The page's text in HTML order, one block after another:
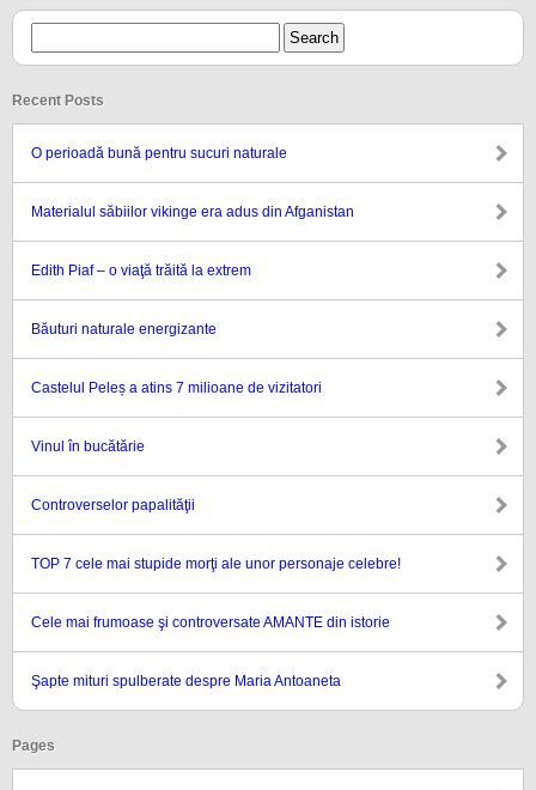
Recent Posts
O perioadă bună pentru sucuri naturale
Materialul săbiilor vikinge era adus din Afganistan
Edith Piaf – o viaţă trăită la extrem
Băuturi naturale energizante
Castelul Peleș a atins 7 milioane de vizitatori
Vinul în bucătărie
Controverselor papalităţii
TOP 7 cele mai stupide morţi ale unor personaje celebre!
Cele mai frumoase şi controversate AMANTE din istorie
Şapte mituri spulberate despre Maria Antoaneta
Pages